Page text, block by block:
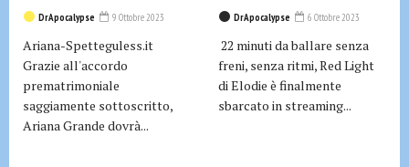
DrApocalypse 9 Ottobre 2023
Ariana-Spetteguless.it
Grazie all'accordo
prematrimoniale
saggiamente sottoscritto,
Ariana Grande dovrà...
DrApocalypse 6 Ottobre 2023
22 minuti da ballare senza
freni, senza ritmi, Red Light
di Elodie è finalmente
sbarcato in streaming...